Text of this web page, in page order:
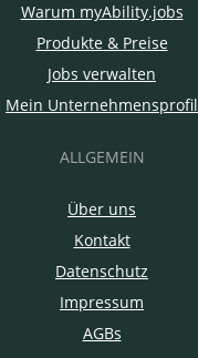
Warum myAbility.jobs
Produkte & Preise
Jobs verwalten
Mein Unternehmensprofil
ALLGEMEIN
Über uns
Kontakt
Datenschutz
Impressum
AGBs